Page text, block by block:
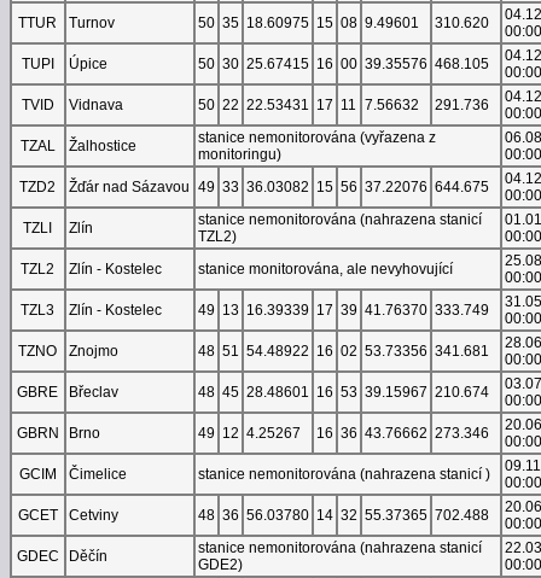
TTUR
Turnov 50 35 18.60975 15 08 9.49601 310.620
00:00
TUPI
Úpice 50 30 25.67415 16 00 39.35576 468.105
00:00
TVID
Vidnava 50 22 22.53431 17 11 7.56632 291.736
00:00
TZAL
Žalhostice
stanice nemonitorována (vyřazena z
monitoringu)
00:00
TZD2
Žďár nad Sázavou 49 33 36.03082 15 56 37.22076 644.675
00:00
TZLI
Zlín
stanice nemonitorována (nahrazena stanicí
TZL2)
00:00
TZL2
Zlín - Kostelec stanice monitorována, ale nevyhovující
00:00
TZL3
Zlín - Kostelec 49 13 16.39339 17 39 41.76370 333.749
00:00
TZNO
Znojmo 48 51 54.48922 16 02 53.73356 341.681
00:00
GBRE
Břeclav 48 45 28.48601 16 53 39.15967 210.674
00:00
GBRN
Brno 49 12 4.25267 16 36 43.76662 273.346
00:00
GCIM
Čimelice stanice nemonitorována (nahrazena stanicí )
00:00
GCET
Cetviny 48 36 56.03780 14 32 55.37365 702.488
00:00
GDEC
Děčín
stanice nemonitorována (nahrazena stanicí
GDE2)
00:00